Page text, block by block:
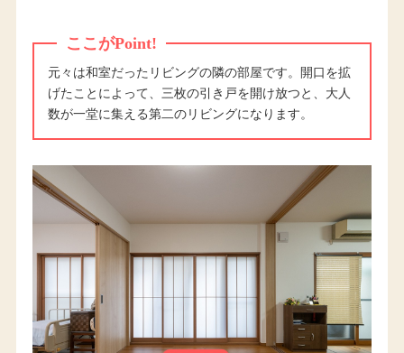
ここがPoint!
元々は和室だったリビングの隣の部屋です。開口を拡
げたことによって、三枚の引き戸を開け放つと、大人
数が一堂に集える第二のリビングになります。